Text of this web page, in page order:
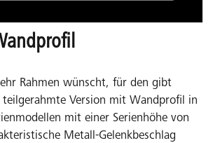
Rahmen wünscht, für den gibt
teilgerahmte Version mit Wandprofil in
mit einer Serienhöhe von
Metall-Gelenkbeschlag